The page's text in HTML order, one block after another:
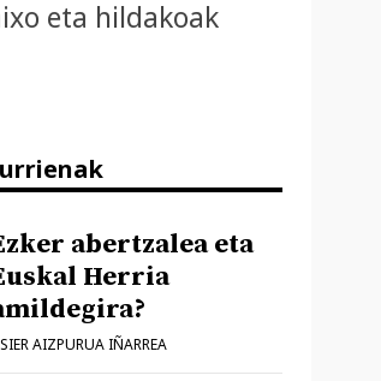
eta hildakoak
abertzalea eta
Herria
AIZPURUA IÑARREA